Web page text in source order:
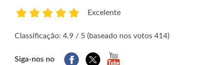
Excelente
Classificação: 4.9 / 5 (baseado nos votos 414)
Siga-nos no